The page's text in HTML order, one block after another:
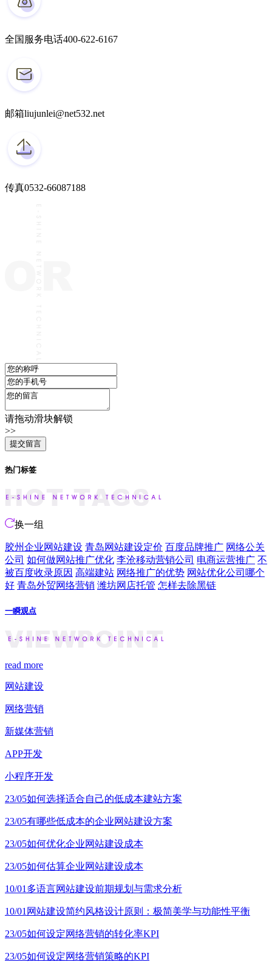
全国服务电话400-622-6167
邮箱liujunlei@net532.net
传真0532-66087188
请拖动滑块解锁
>>
热门标签
换一组
胶州企业网站建设 青岛网站建设定价 百度品牌推广 网络公关
公司 如何做网站推广优化 李沧移动营销公司 电商运营推广 不
被百度收录原因 高端建站 网络推广的优势 网站优化公司哪个
好 青岛外贸网络营销 潍坊网店托管 怎样去除黑链
一瞬观点
read more
网站建设
网络营销
新媒体营销
APP开发
小程序开发
23/05如何选择适合自己的低成本建站方案
23/05有哪些低成本的企业网站建设方案
23/05如何优化企业网站建设成本
23/05如何估算企业网站建设成本
10/01 多语言网站建设前期规划与需求分析
10/01 网站建设简约风格设计原则：极简美学与功能性平衡
23/05如何设定网络营销的转化率KPI
23/05如何设定网络营销策略的KPI